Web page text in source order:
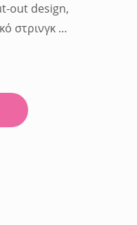
out design,
στρινγκ …